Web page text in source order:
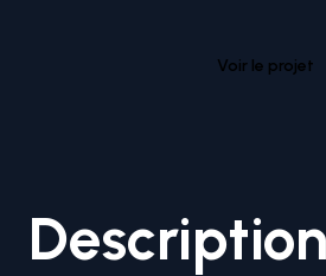
Voir le projet
Description